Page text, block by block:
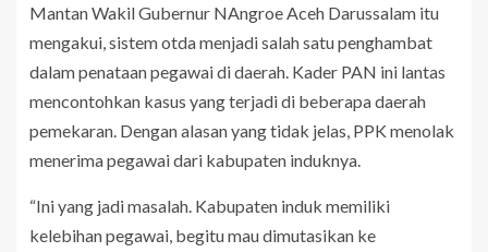
Mantan Wakil Gubernur NAngroe Aceh Darussalam itu
mengakui, sistem otda menjadi salah satu penghambat
dalam penataan pegawai di daerah. Kader PAN ini lantas
mencontohkan kasus yang terjadi di beberapa daerah
pemekaran. Dengan alasan yang tidak jelas, PPK menolak
menerima pegawai dari kabupaten induknya.
“Ini yang jadi masalah. Kabupaten induk memiliki
kelebihan pegawai, begitu mau dimutasikan ke